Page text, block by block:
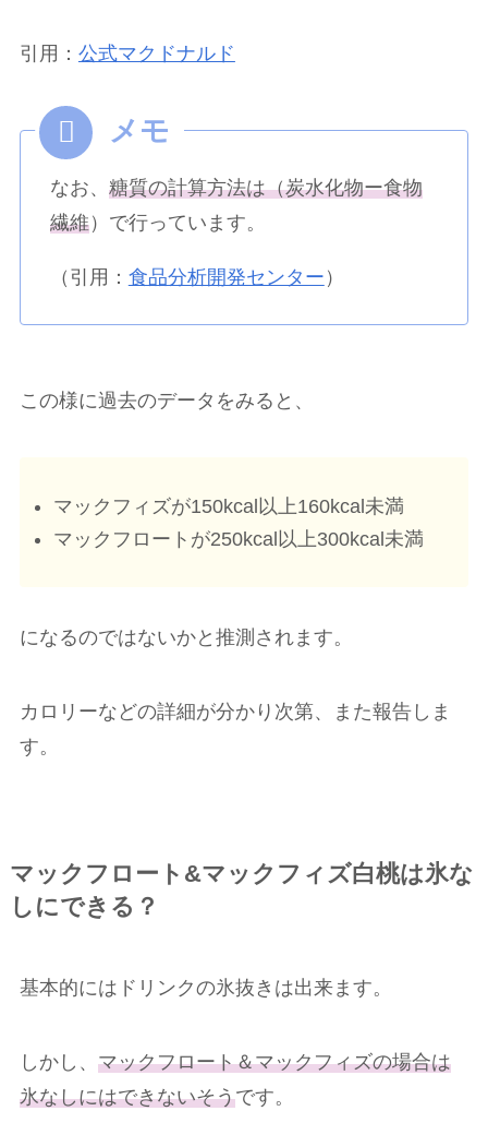
引用： 公式マクドナルド
なお、 糖質の計算方法は（炭水化物ー食物
繊維）で行っています。
（引用： 食品分析開発センター ）
この様に過去のデータをみると、
マックフィズが150kcal以上160kcal未満
マックフロートが250kcal以上300kcal未満
になるのではないかと推測されます。
カロリーなどの詳細が分かり次第、また報告しま
す。
マックフロート&マックフィズ白桃は氷な
しにできる？
基本的にはドリンクの氷抜きは出来ます。
しかし、 マックフロート＆マックフィズの場合は
氷なしにはできないそうです。